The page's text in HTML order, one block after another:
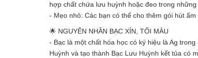
hợp chất chứa lưu huỳnh hoặc đeo trong những
- Mẹo nhỏ: Các bạn có thể cho thêm gói hút
🌟 NGUYÊN NHÂN BẠC XỈN, TỐI MÀU
- Bạc là một chất hóa học có ký hiệu là Ag
Huỳnh và tạo thành Bạc Lưu Huỳnh kết tủa có